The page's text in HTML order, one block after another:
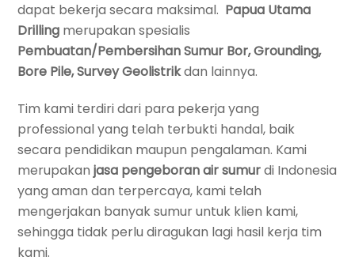
dapat bekerja secara maksimal. Papua Utama
Drilling merupakan spesialis
Pembuatan/Pembersihan Sumur Bor, Grounding,
Bore Pile, Survey Geolistrikdan lainnya.
Tim kami terdiri dari para pekerja yang
professional yang telah terbukti handal, baik
secara pendidikan maupun pengalaman. Kami
merupakanjasa pengeboran air sumurdi Indonesia
yang aman dan terpercaya, kami telah
mengerjakan banyak sumur untuk klien kami,
sehingga tidak perlu diragukan lagi hasil kerja tim
kami.